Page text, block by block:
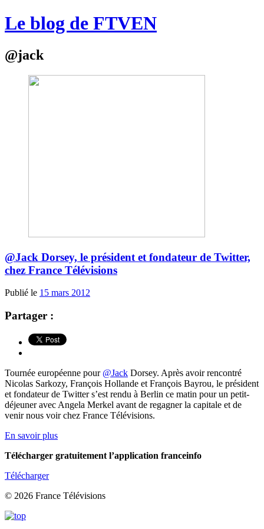
Le blog de FTVEN
@jack
@Jack Dorsey, le président et fondateur de Twitter,
chez France Télévisions
Publié le 15 mars 2012
Partager :
Tournée européenne pour @Jack Dorsey. Après avoir rencontré
Nicolas Sarkozy, François Hollande et François Bayrou, le président
et fondateur de Twitter s’est rendu à Berlin ce matin pour un petit-
déjeuner avec Angela Merkel avant de regagner la capitale et de
venir nous voir chez France Télévisions.
En savoir plus
Télécharger gratuitement l’application franceinfo
Télécharger
© 2026 France Télévisions